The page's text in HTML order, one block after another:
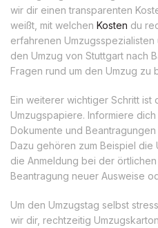
wir dir einen transparenten
weißt, mit welchen Kosten du
erfahrenen
den Umzug von Stuttgart nach
Fragen rund um den Umzug zu
Ein weiterer wichtiger Schritt ist
Umzugspapiere. Informiere
Dokumente und
Dazu gehören zum Beispiel die
die Anmeldung bei der
Beantragung neuer Ausweise
Um den Umzugstag selbst
wir dir, rechtzeitig